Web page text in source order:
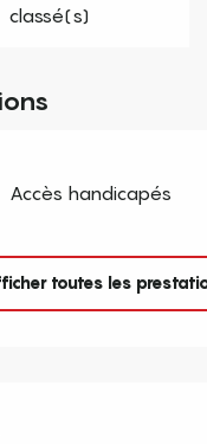
classé(s)
Accès handicapés
toutes les
de